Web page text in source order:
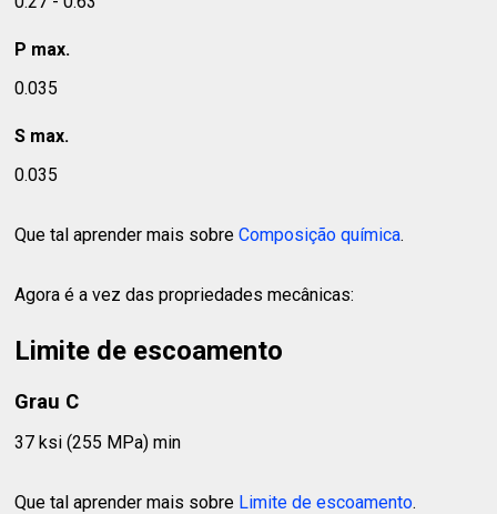
P max.
0.035
S max.
0.035
Que tal aprender mais sobreComposição química.
Agora é a vez das propriedades mecânicas:
Limite de escoamento
Grau C
37 ksi (255 MPa) min
Que tal aprender mais sobre Limite de escoamento.